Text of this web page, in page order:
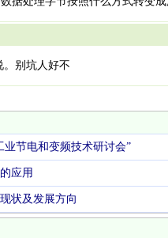
别坑人好不
业节电和变频技术研讨会”
应用
状及发展方向